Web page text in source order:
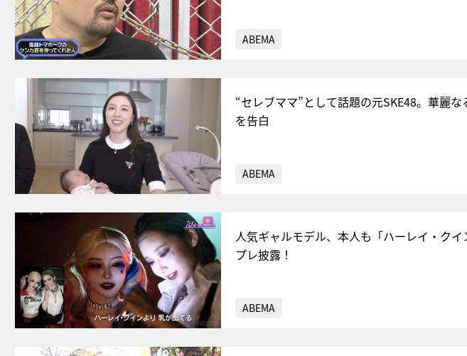
ABEMA
“セレブママ”として話題の元SKE48。華麗
を告白
ABEMA
人気ギャルモデル、本人も「ハーレイ・ク
プレ披露！
ABEMA